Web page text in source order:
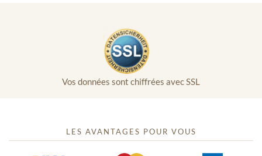
Vos données sont chiffrées avec SSL
LES AVANTAGES POUR VOUS